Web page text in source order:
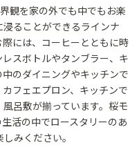
観を家の外でも中でもお楽
ることができるラインナ
には、コーヒーとともに時
スボトルやタンブラー、キ
のダイニングやキッチンで
フェエプロン、キッチンで
呂敷が揃っています。桜モ
活の中でロースタリーのあ
みください。